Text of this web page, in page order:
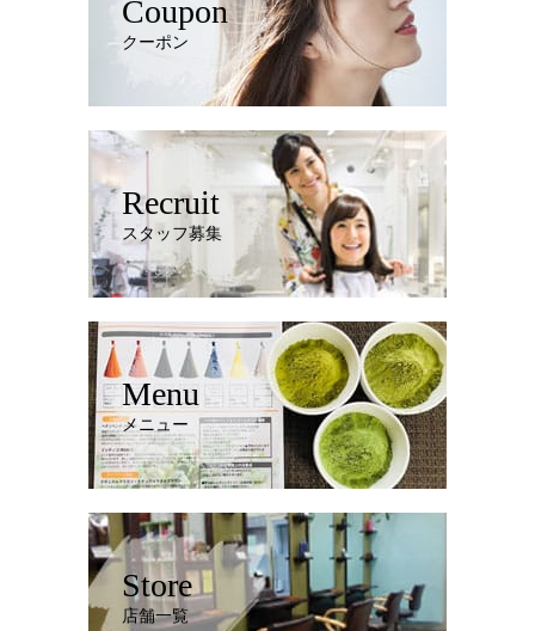
Coupon
クーポン
Recruit
スタッフ募集
Menu
メニュー
Store
店舗一覧